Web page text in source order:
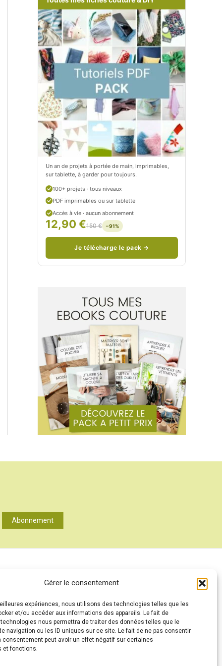
Gérer le consentement
expériences, nous utilisons des technologies telles que les
et/ou accéder aux informations des appareils. Le fait de
nous permettra de traiter des données telles que le
navigation ou les ID uniques sur ce site. Le fait de ne pas consentir
consentement peut avoir un effet négatif sur certaines
et fonctions.
m
/
P
e
t
i
t
C
i
t
r
n
/
o
m
/
p
t
i
t
c
i
t
o
n
c
o
/
Un an de projets à portée de main, imprimables,
sur tablette, à garder pour toujours.
100+ projets · tous niveaux
PDF imprimables ou sur tablette
Accès à vie · aucun abonnement
12,90 €150 € −91%
Je télécharge le pack →
Abonnement
CONTACT
ANNONCEURS
CONDITIONS GÉNÉRALES D’UTILISATION
POLITIQUE DE CONFIDENTIALITÉ ET PROTECTION DES